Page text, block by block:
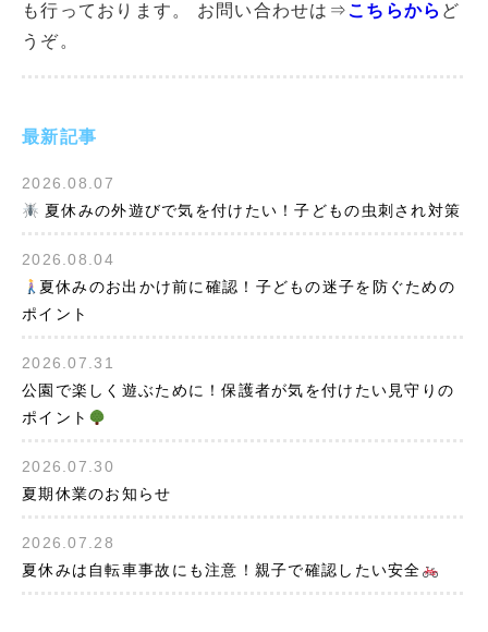
最新記事
2026.08.07
夏休みの外遊びで気を付けたい！子どもの虫刺され対策
2026.08.04
夏休みのお出かけ前に確認！子どもの迷子を防ぐための
ポイント
2026.07.31
公園で楽しく遊ぶために！保護者が気を付けたい見守りの
ポイント
2026.07.30
夏期休業のお知らせ
2026.07.28
夏休みは自転車事故にも注意！親子で確認したい安全
も行っております。 お問い合わせは⇒こちらから ど
うぞ。